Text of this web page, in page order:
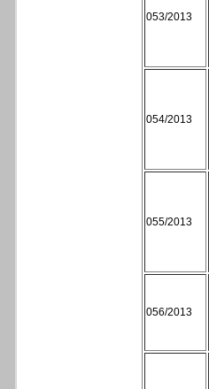
053/2013
054/2013
055/2013
056/2013